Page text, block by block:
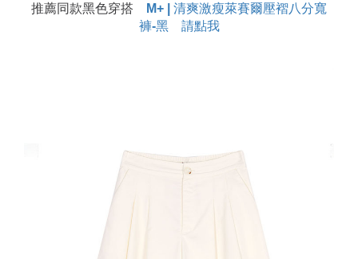
推薦同款黑色穿搭
M+ | 清爽激瘦萊賽爾壓褶八分寬
褲-黑 請點我